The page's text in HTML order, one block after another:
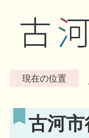
現在の位置
古河